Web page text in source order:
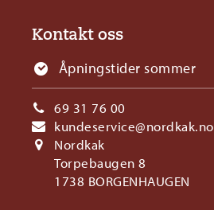
Kontakt oss
Åpningstider sommer
69 31 76 00
kundeservice@nordkak.no
Nordkak
Torpebaugen 8
1738 BORGENHAUGEN